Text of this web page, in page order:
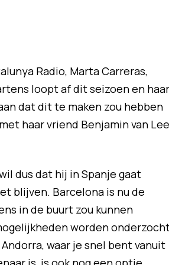
Radio, Marta Carreras,
loopt af dit seizoen en haar
dat dit te maken zou hebben
haar vriend Benjamin van
dus dat hij in Spanje gaat
blijven. Barcelona is nu de
in de buurt zou kunnen
worden
waar je snel bent vanuit